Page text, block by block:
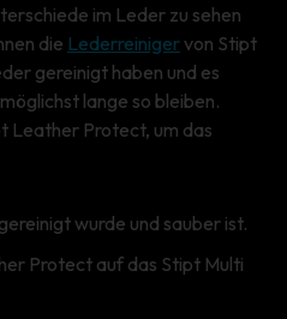
im Leder zu sehen
die Lederreinigervon Stipt
gereinigt haben und es
lange so bleiben.
Leather Protect, um das
wurde und sauber ist.
Protect auf das Stipt Multi